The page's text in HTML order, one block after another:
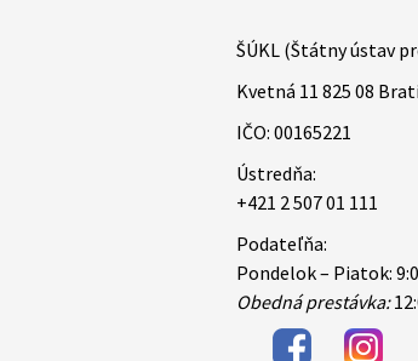
ŠÚKL (Štátny ústav
Kvetná 11 825 08
IČO: 00165221
Ústredňa:
+421 2 507 01 111
Podateľňa:
Pondelok – Piatok:
Obedná prestávka: